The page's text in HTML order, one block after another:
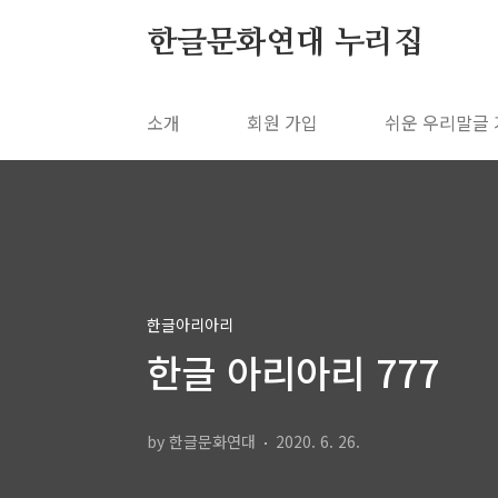
한글문화연대 누리집
소개 회원 가입 쉬운 우리말글
한글아리아리
한글 아리아리 777
by 한글문화연대 2020. 6. 26.